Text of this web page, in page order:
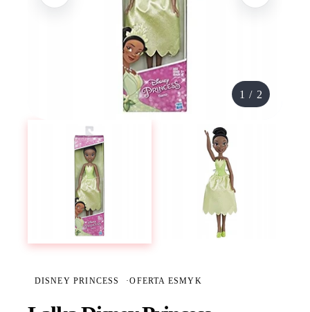
1 / 2
DISNEY PRINCESS ·OFERTA ESMYK